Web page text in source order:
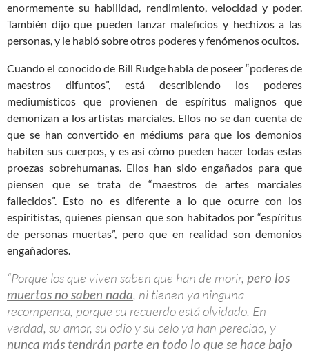
enormemente su habilidad, rendimiento, velocidad y poder.
También dijo que pueden lanzar maleficios y hechizos a las
personas, y le habló sobre otros poderes y fenómenos ocultos.
Cuando el conocido de Bill Rudge habla de poseer “poderes de
maestros difuntos”, está describiendo los poderes
mediumísticos que provienen de espíritus malignos que
demonizan a los artistas marciales. Ellos no se dan cuenta de
que se han convertido en médiums para que los demonios
habiten sus cuerpos, y es así cómo pueden hacer todas estas
proezas sobrehumanas. Ellos han sido engañados para que
piensen que se trata de “maestros de artes marciales
fallecidos”. Esto no es diferente a lo que ocurre con los
espiritistas, quienes piensan que son habitados por “espíritus
de personas muertas”, pero que en realidad son demonios
engañadores.
“Porque los que viven saben que han de morir, pero los
muertos no saben nada, ni tienen ya ninguna
recompensa, porque su recuerdo está olvidado. En
verdad, su amor, su odio y su celo ya han perecido, y
nunca más tendrán parte en todo lo que se hace bajo